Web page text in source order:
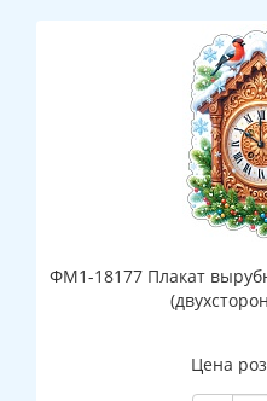
ФМ1-18177 Плакат
Цена